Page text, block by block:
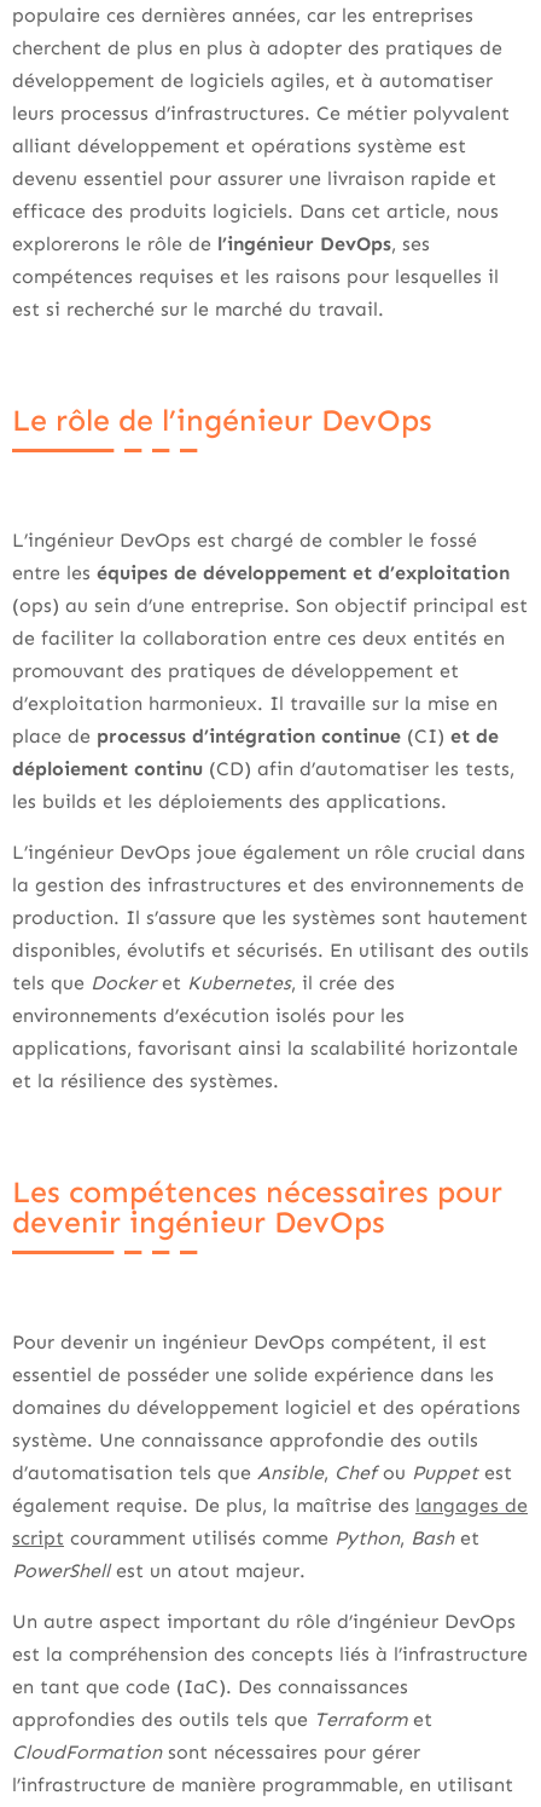
populaire ces dernières années, car les entreprises
cherchent de plus en plus à adopter des pratiques de
développement de logiciels agiles, et à automatiser
leurs processus d’infrastructures. Ce métier polyvalent
alliant développement et opérations système est
devenu essentiel pour assurer une livraison rapide et
efficace des produits logiciels. Dans cet article, nous
explorerons le rôle de l’ingénieur DevOps, ses
compétences requises et les raisons pour lesquelles il
est si recherché sur le marché du travail.
Le rôle de l’ingénieur DevOps
L’ingénieur DevOps est chargé de combler le fossé
entre les équipes de développement et d’exploitation
(ops) au sein d’une entreprise. Son objectif principal est
de faciliter la collaboration entre ces deux entités en
promouvant des pratiques de développement et
d’exploitation harmonieux. Il travaille sur la mise en
place de processus d’intégration continue (CI) et de
déploiement continu (CD) afin d’automatiser les tests,
les builds et les déploiements des applications.
L’ingénieur DevOps joue également un rôle crucial dans
la gestion des infrastructures et des environnements de
production. Il s’assure que les systèmes sont hautement
disponibles, évolutifs et sécurisés. En utilisant des outils
tels que Dockeret Kubernetes, il crée des
environnements d’exécution isolés pour les
applications, favorisant ainsi la scalabilité horizontale
et la résilience des systèmes.
Les compétences nécessaires pour
devenir ingénieur DevOps
Pour devenir un ingénieur DevOps compétent, il est
essentiel de posséder une solide expérience dans les
domaines du développement logiciel et des opérations
système. Une connaissance approfondie des outils
d’automatisation tels que Ansible, Chefou Puppetest
également requise. De plus, la maîtrise des langages de
script couramment utilisés comme Python, Bash et
PowerShellest un atout majeur.
Un autre aspect important du rôle d’ingénieur DevOps
est la compréhension des concepts liés à l’infrastructure
en tant que code (IaC). Des connaissances
approfondies des outils tels que Terraformet
CloudFormationsont nécessaires pour gérer
l’infrastructure de manière programmable, en utilisant